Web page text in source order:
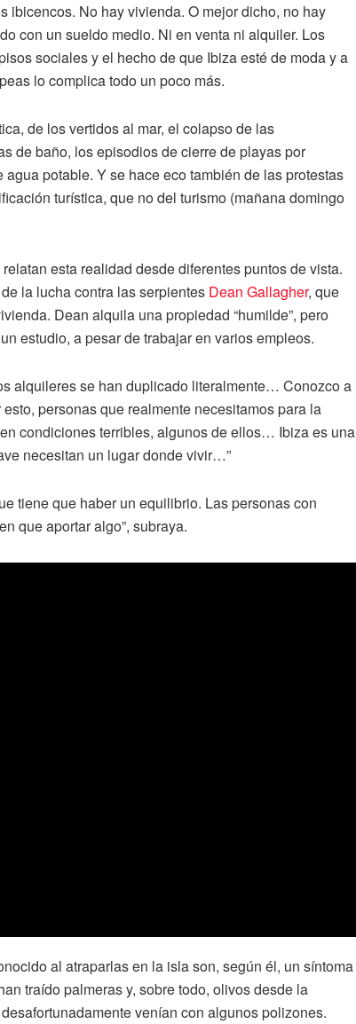
ibicencos. No hay vivienda. O mejor dicho, no hay
con un sueldo medio. Ni en venta ni alquiler. Los
sociales y el hecho de que Ibiza esté de moda y a
lo complica todo un poco más.
de los vertidos al mar, el colapso de las
de baño, los episodios de cierre de playas por
potable. Y se hace eco también de las protestas
turística, que no del turismo (mañana domingo
esta realidad desde diferentes puntos de vista.
la lucha contra las serpientes Dean Gallagher, que
Dean alquila una propiedad “humilde”, pero
estudio, a pesar de trabajar en varios empleos.
alquileres se han duplicado literalmente… Conozco a
personas que realmente necesitamos para la
condiciones terribles, algunos de ellos… Ibiza es una
necesitan un lugar donde vivir…”
tiene que haber un equilibrio. Las personas con
que aportar algo”, subraya.
al atraparlas en la isla son, según él, un síntoma
traído palmeras y, sobre todo, olivos desde la
venían con algunos polizones.